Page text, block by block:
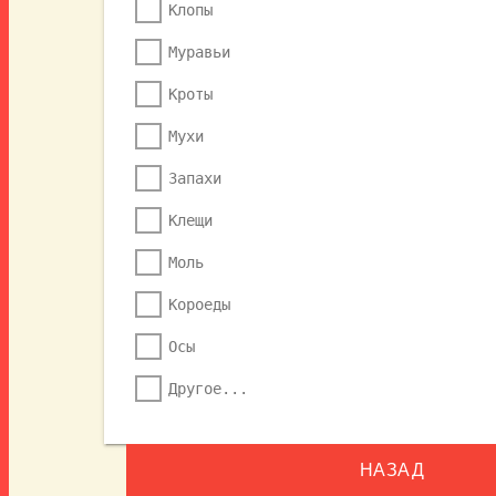
Клопы
Муравьи
Кроты
Мухи
Запахи
Клещи
Моль
Короеды
Осы
Другое...
НАЗАД